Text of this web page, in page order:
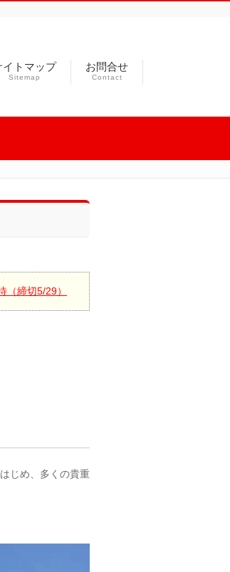
イトマップ
Sitemap
お問合せ
Contact
締切5/29）
じめ、多くの貴重